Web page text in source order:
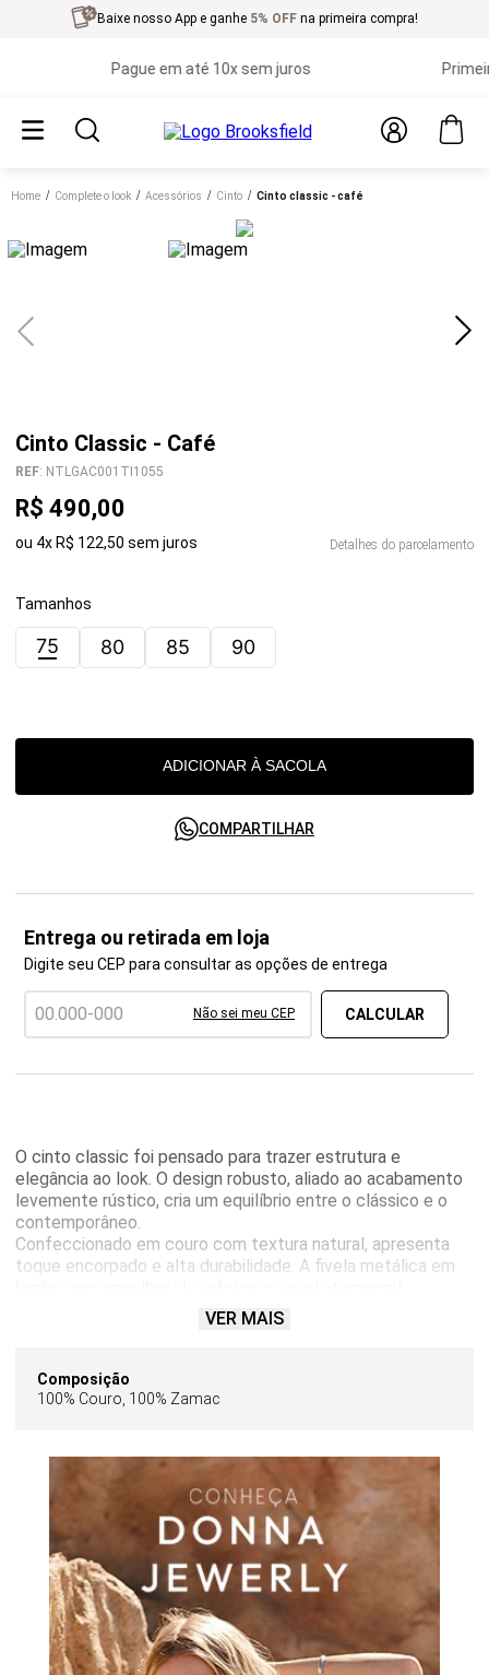
Baixe nosso App e ganhe 5% OFF na primeira compra!
Pague em até 10x sem juros Primeira
Home complete o look acessórios cinto cinto classic - café
Cinto Classic - Café
REF: NTLGAC001TI1055
R$ 490,00
ou 4x R$ 122,50 sem juros Detalhes do parcelamento
Tamanhos
75 80 85 90
ADICIONAR À SACOLA
COMPARTILHAR
Entrega ou retirada em loja
Digite seu CEP para consultar as opções de entrega
Não sei meu CEP
O cinto classic foi pensado para trazer estrutura e
elegância ao look. O design robusto, aliado ao acabamento
levemente rústico, cria um equilíbrio entre o clássico e o
contemporâneo.
Confeccionado em couro com textura natural, apresenta
toque encorpado e alta durabilidade. A fivela metálica em
Versátil, é ideal para compor produções com jeans,
alfaiataria, funcionando tanto em propostas casuais quanto
acabamento refinado.
VER MAIS
Composição
100% Couro, 100% Zamac